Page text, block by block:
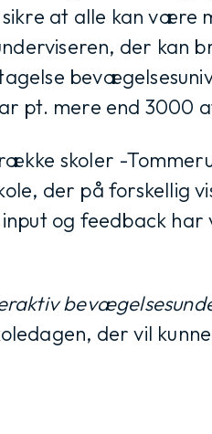
at alle kan være
der kan
pt. mere end 3000
skoler -
der på forskellig
input og feedback
der vil